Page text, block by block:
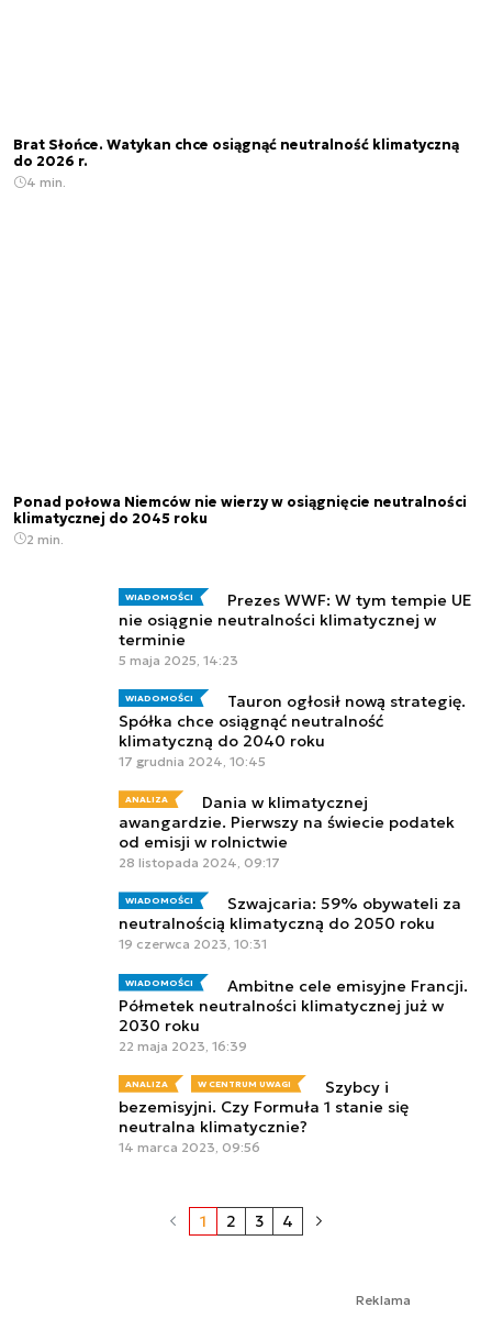
Brat Słońce. Watykan chce osiągnąć neutralność klimatyczną
do 2026 r.
4 min.
Ponad połowa Niemców nie wierzy w osiągnięcie neutralności
klimatycznej do 2045 roku
2 min.
WIADOMOŚCI
Prezes WWF: W tym tempie UE
nie osiągnie neutralności klimatycznej w
terminie
5 maja 2025, 14:23
WIADOMOŚCI
Tauron ogłosił nową strategię.
Spółka chce osiągnąć neutralność
klimatyczną do 2040 roku
17 grudnia 2024, 10:45
ANALIZA
Dania w klimatycznej
awangardzie. Pierwszy na świecie podatek
od emisji w rolnictwie
28 listopada 2024, 09:17
WIADOMOŚCI
Szwajcaria: 59% obywateli za
neutralnością klimatyczną do 2050 roku
19 czerwca 2023, 10:31
WIADOMOŚCI
Ambitne cele emisyjne Francji.
Półmetek neutralności klimatycznej już w
2030 roku
22 maja 2023, 16:39
ANALIZA W CENTRUM UWAGI
Szybcy i
bezemisyjni. Czy Formuła 1 stanie się
neutralna klimatycznie?
14 marca 2023, 09:56
1 2 3 4
Reklama